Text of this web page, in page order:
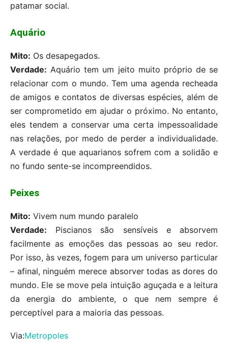
patamar social.
Aquário
Mito: Os desapegados.
Verdade: Aquário tem um jeito muito próprio de se
relacionar com o mundo. Tem uma agenda recheada
de amigos e contatos de diversas espécies, além de
ser comprometido em ajudar o próximo. No entanto,
eles tendem a conservar uma certa impessoalidade
nas relações, por medo de perder a individualidade.
A verdade é que aquarianos sofrem com a solidão e
no fundo sente-se incompreendidos.
Peixes
Mito: Vivem num mundo paralelo
Verdade: Piscianos são sensíveis e absorvem
facilmente as emoções das pessoas ao seu redor.
Por isso, às vezes, fogem para um universo particular
– afinal, ninguém merece absorver todas as dores do
mundo. Ele se move pela intuição aguçada e a leitura
da energia do ambiente, o que nem sempre é
perceptível para a maioria das pessoas.
Via:Metropoles